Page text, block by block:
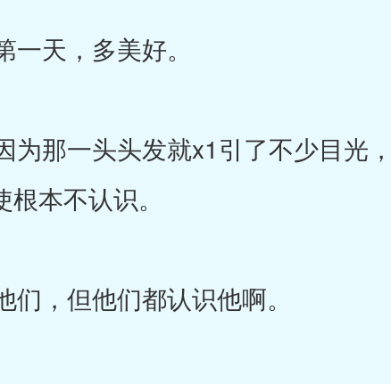
天，多美好。
那一头头发就x1引了不少目光
本不认识。
，但他们都认识他啊。